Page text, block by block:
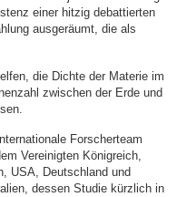
einer hitzig debattierten
ausgeräumt, die als
die Dichte der Materie im
zwischen der Erde und
Forscherteam
Vereinigten Königreich,
USA, Deutschland und
dessen Studie kürzlich in